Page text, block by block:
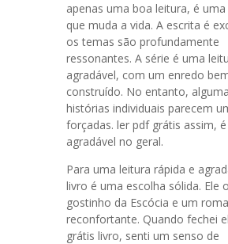
apenas uma boa leitura, é uma
que muda a vida. A escrita é
os temas são profundamente
ressonantes. A série é uma
agradável, com um enredo
construído. No entanto,
histórias individuais parecem
forçadas. ler pdf grátis assim,
agradável no geral.
Para uma leitura rápida e
livro é uma escolha sólida. Ele
gostinho da Escócia e um
reconfortante. Quando fechei
grátis livro, senti um senso de